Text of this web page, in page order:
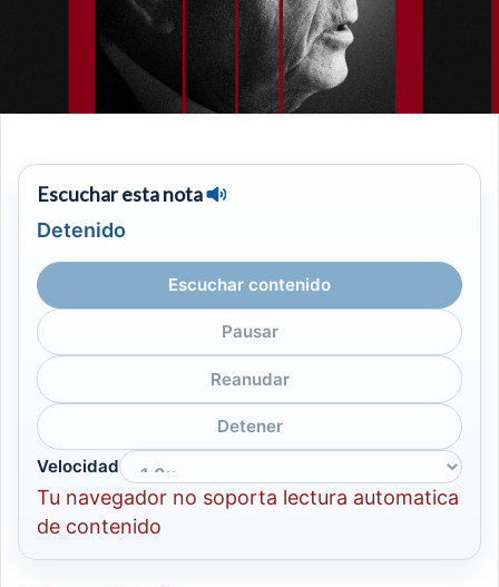
Escuchar esta nota
Detenido
Escuchar contenido
Pausar
Reanudar
Detener
Velocidad
Tu navegador no soporta lectura automatica
de contenido